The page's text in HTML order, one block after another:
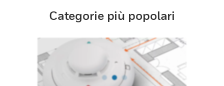
Categorie più popolari